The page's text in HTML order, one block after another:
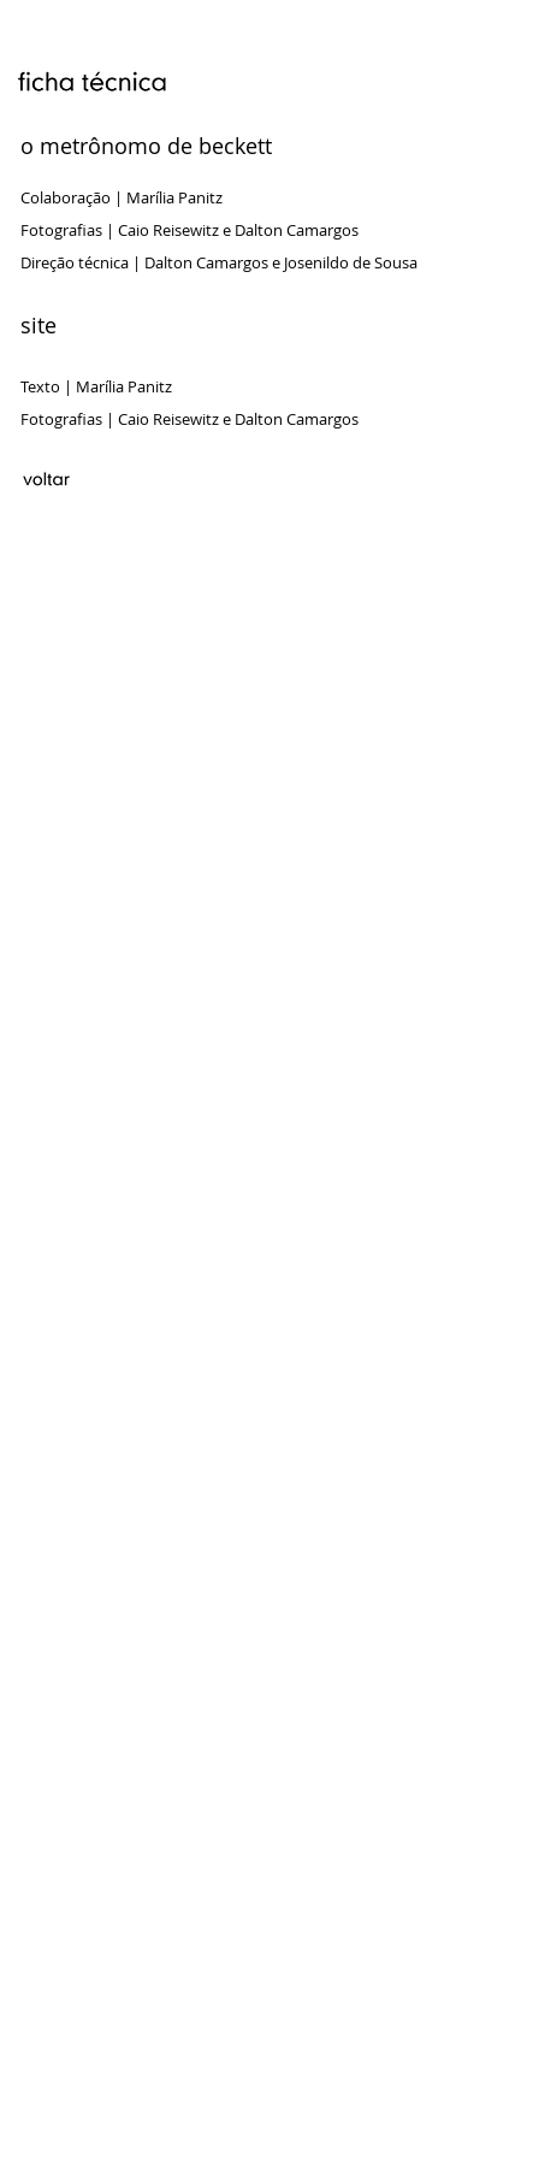
o metrônomo de beckett
Colaboração | Marília Panitz
Fotografias | Caio Reisewitz e Dalton Camargos
Direção técnica | Dalton Camargos e Josenildo de Sousa
site
Texto | Marília Panitz
Fotografias | Caio Reisewitz e Dalton Camargos